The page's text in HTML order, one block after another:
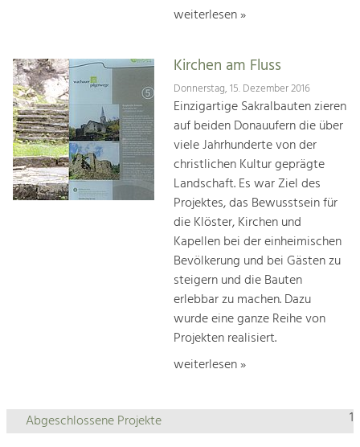
weiterlesen »
Kirchen am Fluss
Donnerstag, 15. Dezember 2016
Einzigartige Sakralbauten zieren
auf beiden Donauufern die über
viele Jahrhunderte von der
christlichen Kultur geprägte
Landschaft. Es war Ziel des
Projektes, das Bewusstsein für
die Klöster, Kirchen und
Kapellen bei der einheimischen
Bevölkerung und bei Gästen zu
steigern und die Bauten
erlebbar zu machen. Dazu
wurde eine ganze Reihe von
Projekten realisiert.
weiterlesen »
1
Abgeschlossene Projekte